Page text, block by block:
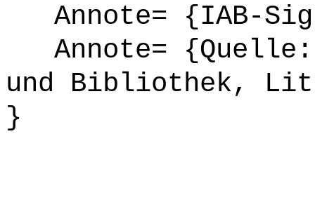
Annote= {IAB-
Annote= {Quelle:
und Bibliothek,
}